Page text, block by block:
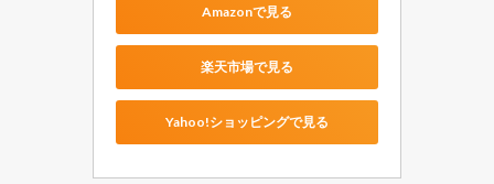
Amazonで見る
楽天市場で見る
Yahoo!ショッピングで見る